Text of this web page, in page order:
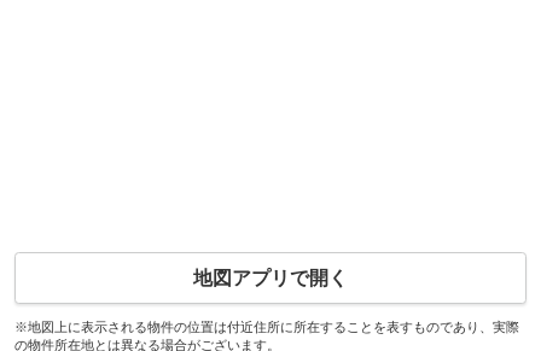
地図アプリで開く
※地図上に表示される物件の位置は付近住所に所在することを表すものであり、実際
の物件所在地とは異なる場合がございます。